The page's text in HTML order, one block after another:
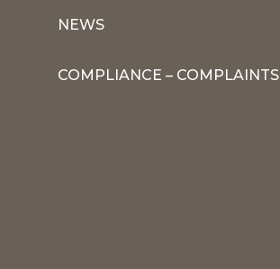
NEWS
COMPLIANCE – COMPLAINTS